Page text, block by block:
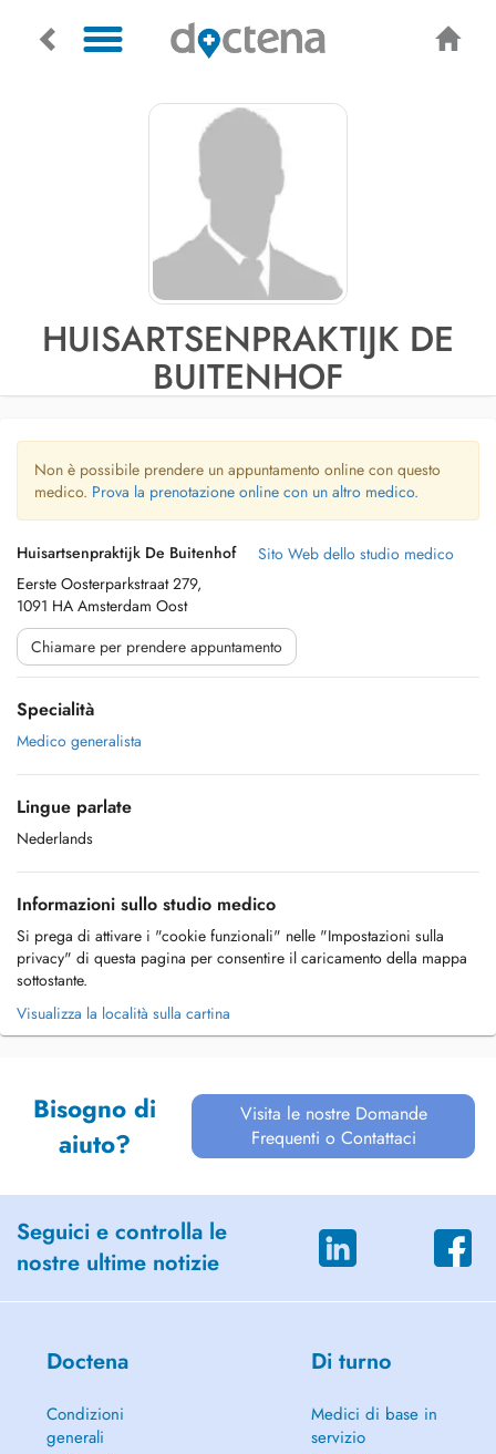
HUISARTSENPRAKTIJK DE
BUITENHOF
Non è possibile prendere un appuntamento online con questo
medico. Prova la prenotazione online con un altro medico.
Huisartsenpraktijk De Buitenhof
Eerste Oosterparkstraat 279,
1091 HA Amsterdam Oost
Sito Web dello studio medico
Chiamare per prendere appuntamento
Specialità
Medico generalista
Lingue parlate
Nederlands
Informazioni sullo studio medico
Si prega di attivare i "cookie funzionali" nelle "Impostazioni sulla
privacy" di questa pagina per consentire il caricamento della mappa
sottostante.
Visualizza la località sulla cartina
Bisogno di
aiuto?
Visita le nostre Domande
Frequenti o Contattaci
Seguici e controlla le
nostre ultime notizie
Doctena
Condizioni
generali
Di turno
Medici di base in
servizio